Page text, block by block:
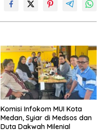
Komisi Infokom MUI Kota
Medan, Syiar di Medsos dan
Duta Dakwah Milenial